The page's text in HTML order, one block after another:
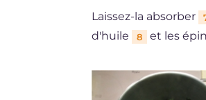
Laissez-la absorber
d'huile
8 et les